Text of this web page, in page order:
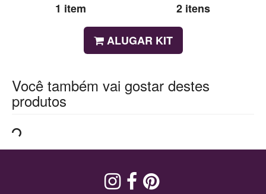
1 item 2 itens
ALUGAR KIT
Você também vai gostar destes
produtos